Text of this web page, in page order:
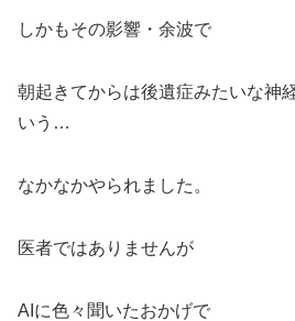
しかもその影響・余波で
朝起きてからは後遺症みたいな神
いう…
なかなかやられました。
医者ではありませんが
AIに色々聞いたおかげで